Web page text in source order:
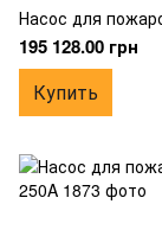
Насос для
195 128.00 грн
Купить